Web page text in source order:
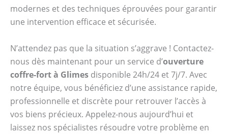
modernes et des techniques éprouvées pour garantir
une intervention efficace et sécurisée.
N’attendez pas que la situation s’aggrave ! Contactez-
nous dès maintenant pour un service d’ouverture
coffre-fort à Glimes disponible 24h/24 et 7j/7. Avec
notre équipe, vous bénéficiez d’une assistance rapide,
professionnelle et discrète pour retrouver l’accès à
vos biens précieux. Appelez-nous aujourd’hui et
laissez nos spécialistes résoudre votre problème en